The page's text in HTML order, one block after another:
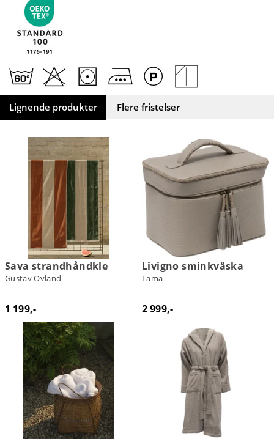
Lignende produkter Flere fristelser
Sava strandhåndkle
Gustav Ovland
1 199,-
Livigno sminkväska
Lama
2 999,-